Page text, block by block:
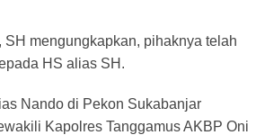
mengungkapkan, pihaknya telah
HS alias SH.
Nando di Pekon Sukabanjar
Kapolres Tanggamus AKBP Oni